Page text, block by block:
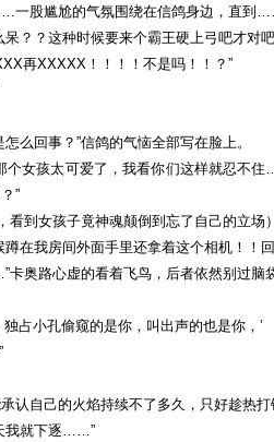
股尴尬的气氛围绕在信鸽身边，直到
呆？？这种时候要来个霸王硬上弓吧才对
再XXXXX！！！！不是吗！！？”
么回事？”信鸽的气恼全部写在脸上。
个女孩太可爱了，我看你们这样就忍不
”
到女孩子竟神魂颠倒到忘了自己的立场
在我房间外面手里还拿着这个相机！！
路心虚的看着飞鸟，后者依然别过脑
占小孔偷窥的是你，叫出声的也是你，’
认自己的火焰持续不了多久，只好趁热
我就下逐……”